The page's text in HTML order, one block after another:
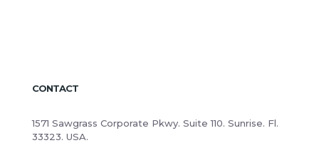
CONTACT
1571 Sawgrass Corporate Pkwy. Suite 110. Sunrise. Fl.
33323. USA.